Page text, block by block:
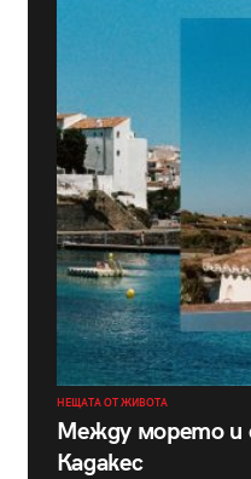
НЕЩАТА ОТ ЖИВОТА
Между морето и
Кадакес